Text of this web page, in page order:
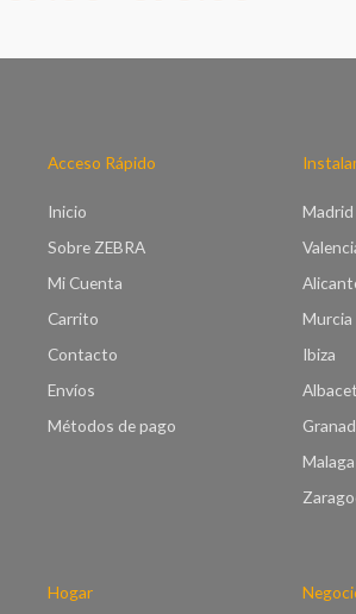
Acceso Rápido
Inicio
Sobre ZEBRA
Mi Cuenta
Carrito
Contacto
Envíos
Métodos de pago
Madrid
Murcia
Ibiza
Malaga
Hogar